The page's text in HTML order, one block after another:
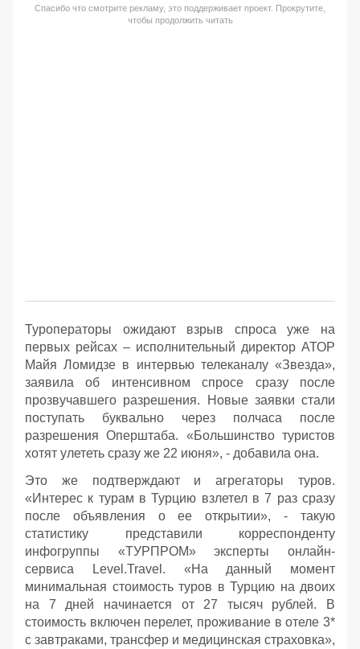
Спасибо что смотрите рекламу, это поддерживает проект. Прокрутите,
чтобы продолжить читать
Туроператоры ожидают взрыв спроса уже на
первых рейсах – исполнительный директор АТОР
Майя Ломидзе в интервью телеканалу «Звезда»,
заявила об интенсивном спросе сразу после
прозвучавшего разрешения. Новые заявки стали
поступать буквально через полчаса после
разрешения Оперштаба. «Большинство туристов
хотят улететь сразу же 22 июня», - добавила она.
Это же подтверждают и агрегаторы туров.
«Интерес к турам в Турцию взлетел в 7 раз сразу
после объявления о ее открытии», - такую
статистику представили корреспонденту
инфогруппы «ТУРПРОМ» эксперты онлайн-
сервиса Level.Travel. «На данный момент
минимальная стоимость туров в Турцию на двоих
на 7 дней начинается от 27 тысяч рублей. В
стоимость включен перелет, проживание в отеле 3*
с завтраками, трансфер и медицинская страховка»,